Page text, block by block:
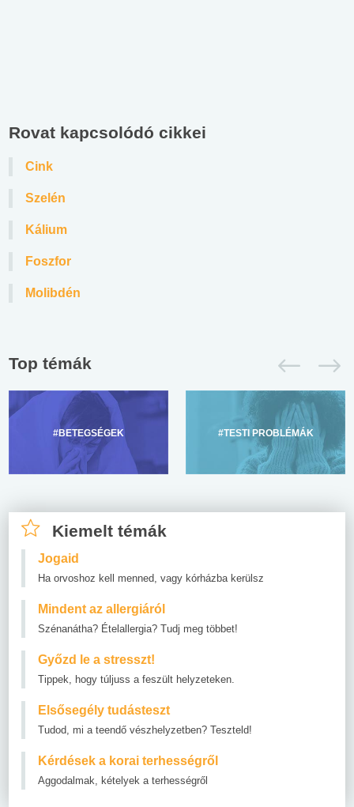
Rovat kapcsolódó cikkei
Cink
Szelén
Kálium
Foszfor
Molibdén
Top témák
#BETEGSÉGEK #TESTI PROBLÉMÁK
Kiemelt témák
Jogaid
Ha orvoshoz kell menned, vagy kórházba kerülsz
Mindent az allergiáról
Szénanátha? Ételallergia? Tudj meg többet!
Győzd le a stresszt!
Tippek, hogy túljuss a feszült helyzeteken.
Elsősegély tudásteszt
Tudod, mi a teendő vészhelyzetben? Teszteld!
Kérdések a korai terhességről
Aggodalmak, kételyek a terhességről